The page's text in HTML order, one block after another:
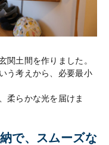
関土間を作りました。
う考えから、必要最小
柔らかな光を届けま
で、スムーズな